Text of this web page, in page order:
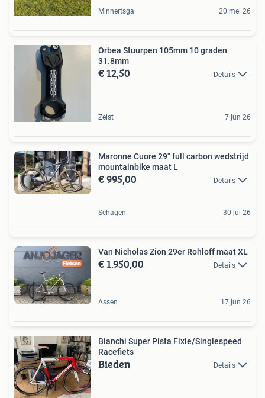
Minnertsga 20 mei 26
Orbea Stuurpen 105mm 10 graden
31.8mm
€ 12,50 Details
Zeist 7 jun 26
Maronne Cuore 29" full carbon wedstrijd
mountainbike maat L
€ 995,00 Details
Schagen 30 jul 26
Van Nicholas Zion 29er Rohloff maat XL
€ 1.950,00 Details
Assen 17 jun 26
Bianchi Super Pista Fixie/Singlespeed
Racefiets
Bieden Details